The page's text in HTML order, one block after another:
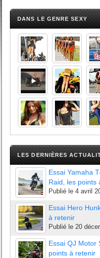
DANS LE GENRE SEXY
LES DERNIÈRES
Essai Yamaha
Raid, les points
Publié le 4 avril
Essai Hero
à retenir
Publié le 20
Essai QJ Motor
points à retenir